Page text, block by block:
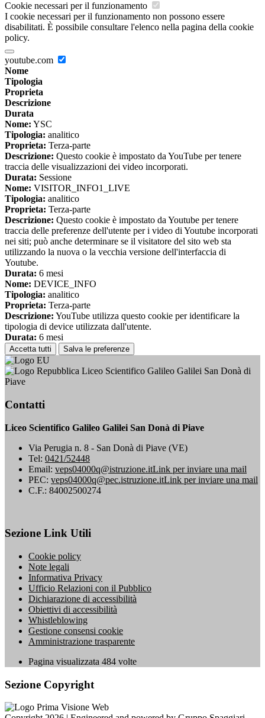
Cookie necessari per il funzionamento
I cookie necessari per il funzionamento non possono essere
disabilitati. È possibile consultare l'elenco nella pagina della cookie
policy.
youtube.com
Nome
Tipologia
Proprieta
Descrizione
Durata
Nome: YSC
Tipologia: analitico
Proprieta: Terza-parte
Descrizione: Questo cookie è impostato da YouTube per tenere
traccia delle visualizzazioni dei video incorporati.
Durata: Sessione
Nome: VISITOR_INFO1_LIVE
Tipologia: analitico
Proprieta: Terza-parte
Descrizione: Questo cookie è impostato da Youtube per tenere
traccia delle preferenze dell'utente per i video di Youtube incorporati
nei siti; può anche determinare se il visitatore del sito web sta
utilizzando la nuova o la vecchia versione dell'interfaccia di
Youtube.
Durata: 6 mesi
Nome: DEVICE_INFO
Tipologia: analitico
Proprieta: Terza-parte
Descrizione: YouTube utilizza questo cookie per identificare la
tipologia di device utilizzata dall'utente.
Durata: 6 mesi
Accetta tutti Salva le preferenze
Liceo Scientifico Galileo Galilei San Donà di
Piave
Contatti
Liceo Scientifico Galileo Galilei San Donà di Piave
Via Perugia n. 8 - San Donà di Piave (VE)
Tel: 0421/52448
Email: veps04000q@istruzione.itLink per inviare una mail
PEC: veps04000q@pec.istruzione.itLink per inviare una mail
C.F.: 84002500274
Sezione Link Utili
Cookie policy
Note legali
Informativa Privacy
Ufficio Relazioni con il Pubblico
Dichiarazione di accessibilità
Obiettivi di accessibilità
Whistleblowing
Gestione consensi cookie
Amministrazione trasparente
Pagina visualizzata 484 volte
Sezione Copyright